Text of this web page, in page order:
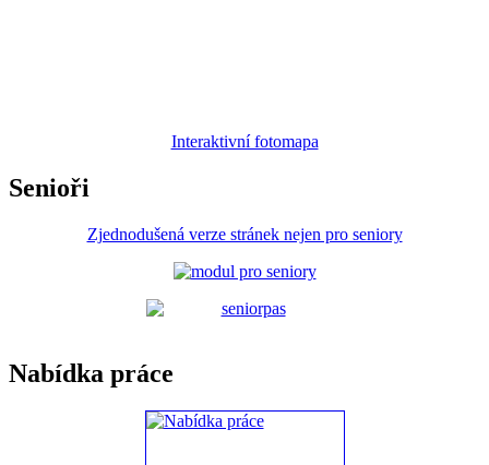
Interaktivní fotomapa
Senioři
Zjednodušená verze stránek nejen pro seniory
Nabídka práce